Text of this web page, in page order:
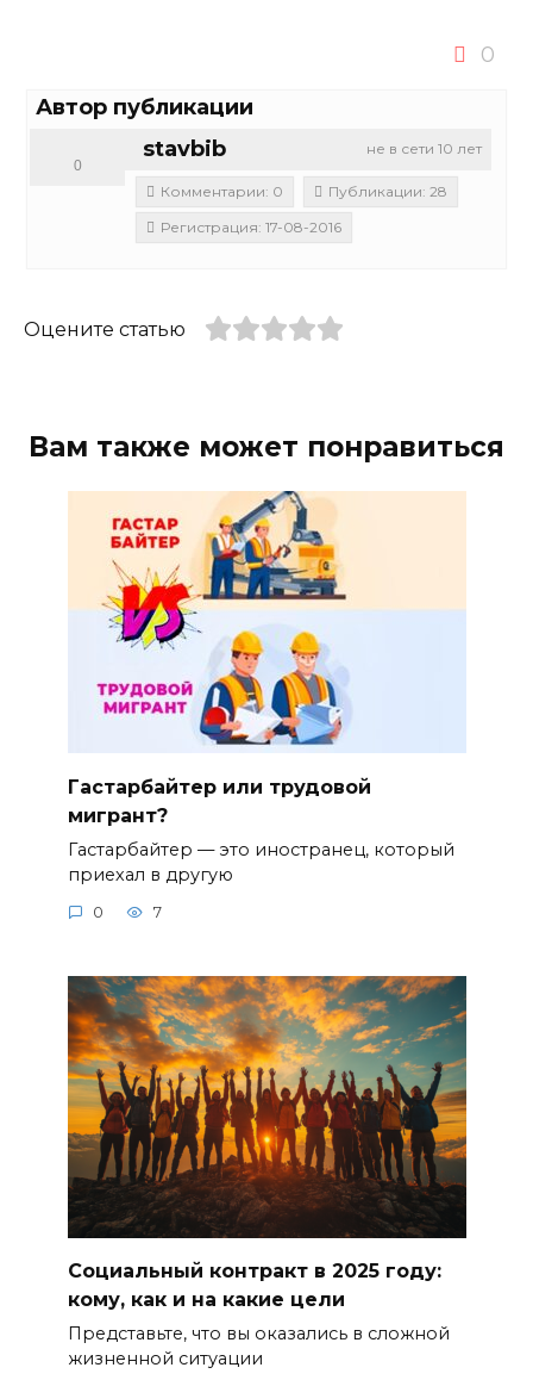
0
Автор публикации
не в сети 10 лет
stavbib
0
Комментарии: 0
Публикации: 28
Регистрация: 17-08-2016
Оцените статью
Вам также может понравиться
Гастарбайтер или трудовой
мигрант?
Гастарбайтер — это иностранец, который
приехал в другую
0 7
Социальный контракт в 2025 году:
кому, как и на какие цели
Представьте, что вы оказались в сложной
жизненной ситуации